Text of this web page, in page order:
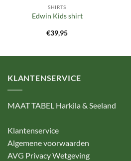
SHIRTS
Edwin Kids shirt
€39,95
KLANTENSERVICE
MAAT TABEL Harkila & Seeland
Klantenservice
Algemene voorwaarden
AVG Privacy Wetgeving